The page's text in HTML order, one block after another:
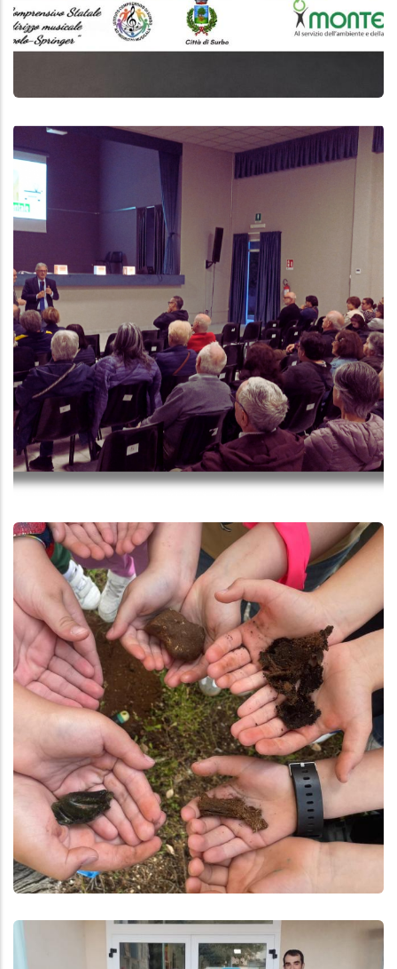
Aggiungi
Anteprima
Aggiungi
Anteprima